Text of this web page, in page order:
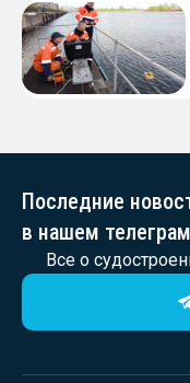
Последние
в нашем
Все о